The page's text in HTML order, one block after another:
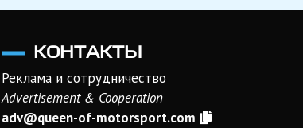
КОНТАКТЫ
Реклама и сотрудничество
Advertisement & Cooperation
adv@queen-of-motorsport.com